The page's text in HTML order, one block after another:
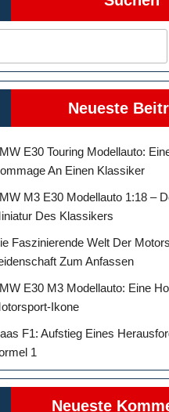
Neueste
E30 Touring Modellauto:
An Einen Klassiker
M3 E30 Modellauto 1:18 –
Des Klassikers
Faszinierende Welt Der
Zum Anfassen
E30 M3 Modellauto: Eine
Ikone
F1: Aufstieg Eines
1
Neueste